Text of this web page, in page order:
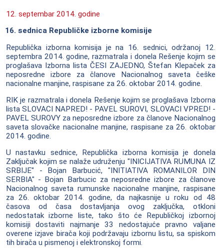
12. septembar 2014. godine
16. sednica Republičke izborne komisije
Republička izborna komisija je na 16. sednici, održanoj 12.
septembra 2014. godine, razmatrala i donela Rešenje kojim se
proglašava Izborna lista ČESI ZAJEDNO, Štefan Klepaček za
neposredne izbore za članove Nacionalnog saveta češke
nacionalne manjine, raspisane za 26. oktobar 2014. godine.
RIK je razmatrala i donela Rešenje kojim se proglašava Izborna
lista SLOVACI NAPRED! - PAVEL SUROVI, SLOVACI VPRED! -
PAVEL SUROVY za neposredne izbore za članove Nacionalnog
saveta slovačke nacionalne manjine, raspisane za 26. oktobar
2014. godine.
U nastavku sednice, Republička izborna komisija je donela
Zaključak kojim se nalaže udruženju "INICIJATIVA RUMUNA IZ
SRBIJE" - Bojan Barbucić, "INITIATIVA ROMANILOR DIN
SERBIA" - Bojan Barbucic za neposredne izbore za članove
Nacionalnog saveta rumunske nacionalne manjine, raspisane
za 26. oktobar 2014. godine, da najkasnije u roku od 48
časova od časa dostavljanja ovog zaključka, otkloni
nedostatak izborne liste, tako što će Republičkoj izbornoj
komisiji dostaviti najmanje 33 nedostajuće pravno valjane
overene izjave birača koji podržavaju izbornu listu, sa spiskom
tih birača u pismenoj i elektronskoj formi.